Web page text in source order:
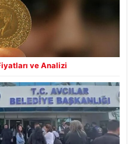
ve Analizi